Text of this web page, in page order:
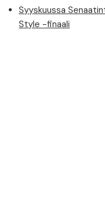
Syyskuussa
Style -finaali